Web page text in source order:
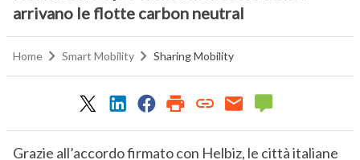
arrivano le flotte carbon neutral
Home Smart Mobility Sharing Mobility
Grazie all’accordo firmato con Helbiz, le città italiane